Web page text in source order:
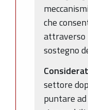
che
attraverso
sostegno
settore
puntare